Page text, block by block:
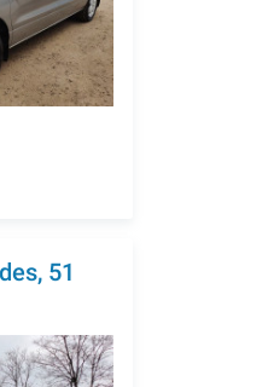
51